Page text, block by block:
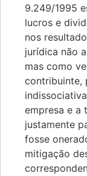
9.249/1995
lucros e
nos
jurídica não
mas como
contribuinte,
empresa e a
justamente
fosse
mitigação